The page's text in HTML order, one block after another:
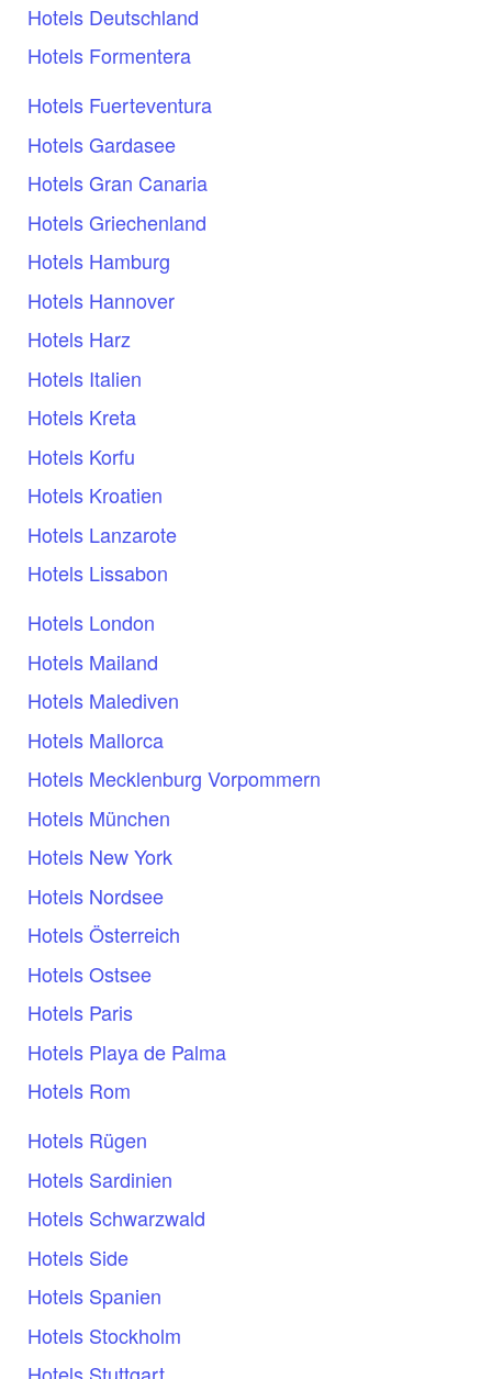
Hotels Deutschland
Hotels Formentera
Hotels Fuerteventura
Hotels Gardasee
Hotels Gran Canaria
Hotels Griechenland
Hotels Hamburg
Hotels Hannover
Hotels Harz
Hotels Italien
Hotels Kreta
Hotels Korfu
Hotels Kroatien
Hotels Lanzarote
Hotels Lissabon
Hotels London
Hotels Mailand
Hotels Malediven
Hotels Mallorca
Hotels Mecklenburg Vorpommern
Hotels München
Hotels New York
Hotels Nordsee
Hotels Österreich
Hotels Ostsee
Hotels Paris
Hotels Playa de Palma
Hotels Rom
Hotels Rügen
Hotels Sardinien
Hotels Schwarzwald
Hotels Side
Hotels Spanien
Hotels Stockholm